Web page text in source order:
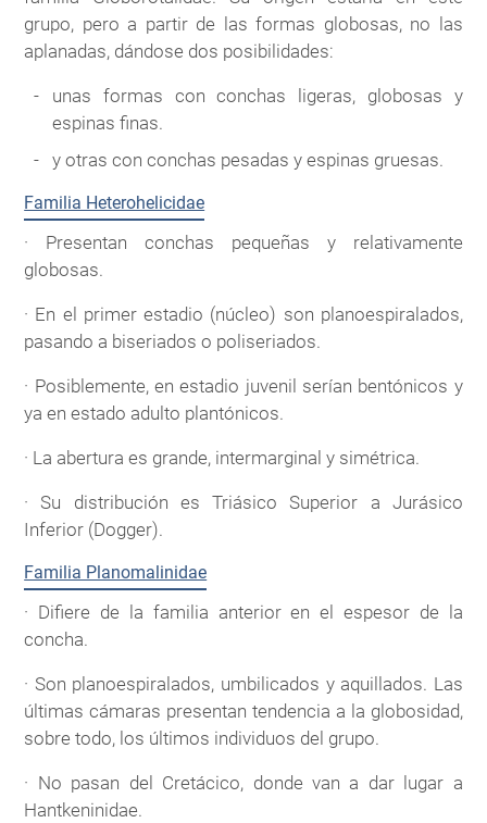
grupo, pero a partir de las formas globosas, no las
aplanadas, dándose dos posibilidades:
unas formas con conchas ligeras, globosas y
espinas finas.
y otras con conchas pesadas y espinas gruesas.
Familia Heterohelicidae
· Presentan conchas pequeñas y relativamente
globosas.
· En el primer estadio (núcleo) son planoespiralados,
pasando a biseriados o poliseriados.
· Posiblemente, en estadio juvenil serían bentónicos y
ya en estado adulto plantónicos.
· La abertura es grande, intermarginal y simétrica.
· Su distribución es Triásico Superior a Jurásico
Inferior (Dogger).
Familia Planomalinidae
· Difiere de la familia anterior en el espesor de la
concha.
· Son planoespiralados, umbilicados y aquillados. Las
últimas cámaras presentan tendencia a la globosidad,
sobre todo, los últimos individuos del grupo.
· No pasan del Cretácico, donde van a dar lugar a
Hantkeninidae.